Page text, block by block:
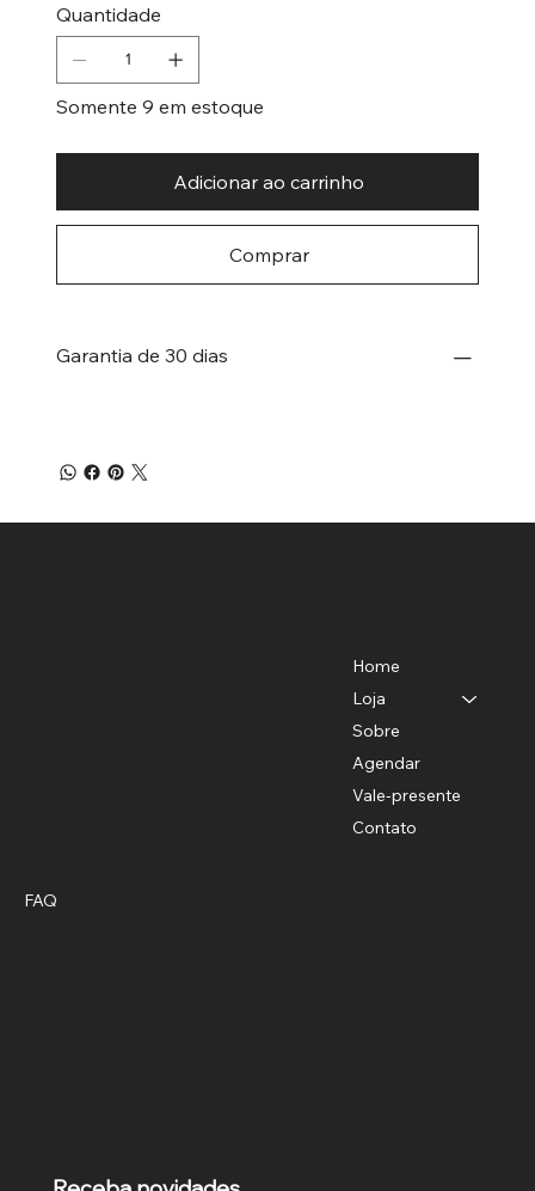
Quantidade
Somente 9 em estoque
Adicionar ao carrinho
Comprar
Garantia de 30 dias
Home
Loja
Sobre
Agendar
Vale-presente
Contato
FAQ